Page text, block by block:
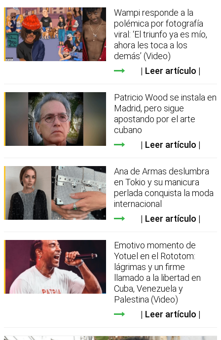
Wampi responde a la
polémica por fotografía
viral: ‘El triunfo ya es mío,
ahora les toca a los
demás’ (Video)
Leer artículo
Patricio Wood se instala en
Madrid, pero sigue
apostando por el arte
cubano
Leer artículo
Ana de Armas deslumbra
en Tokio y su manicura
perlada conquista la moda
internacional
Leer artículo
Emotivo momento de
Yotuel en el Rototom:
lágrimas y un firme
llamado a la libertad en
Cuba, Venezuela y
Palestina (Video)
Leer artículo